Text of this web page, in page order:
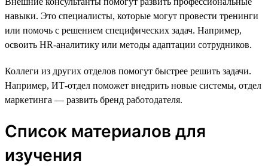
навыки. Это специалисты, которые могут провести тренинги
или помочь с решением специфических задач. Например,
освоить HR-аналитику или методы адаптации сотрудников.
Коллеги из других отделов помогут быстрее решить задачи.
Например, ИТ-отдел поможет внедрить новые системы, отдел
маркетинга — развить бренд работодателя.
Список материалов для
изучения